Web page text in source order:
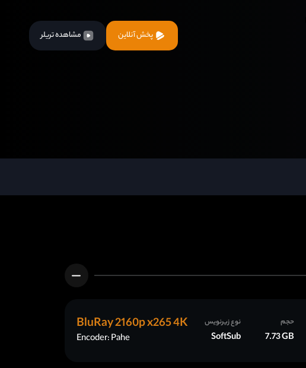
پخش آنلاین مشاهده تریلر
حجم
7.73 GB
نوع زیرنویس
SoftSub
BluRay 2160p x265 4K
Encoder: Pahe